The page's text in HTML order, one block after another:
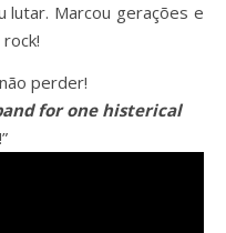
lutar. Marcou gerações e
perder!
for one histerical
!”